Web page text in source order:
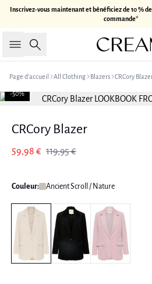
Inscrivez-vous maintenant et bénéficiez de 10 %
commande*
Rechercher
Page d’accueil All Clothing Blazers CRCory
-50%
CRCory Blazer
59,98 € 119,95 €
Couleur: Ancient Scroll / Nature